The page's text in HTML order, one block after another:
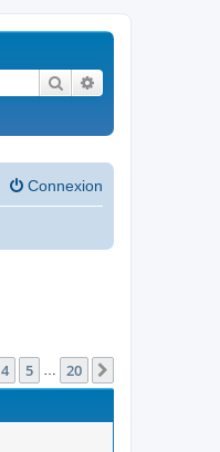
Rechercher
Connexion
4 5 … 20